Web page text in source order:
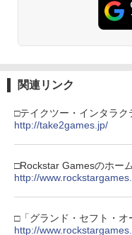
関連リンク
□テイクツー・インタラ
http://take2games.jp/
□Rockstar Gamesのホー
http://
□「グランド・セフト・オ
http://